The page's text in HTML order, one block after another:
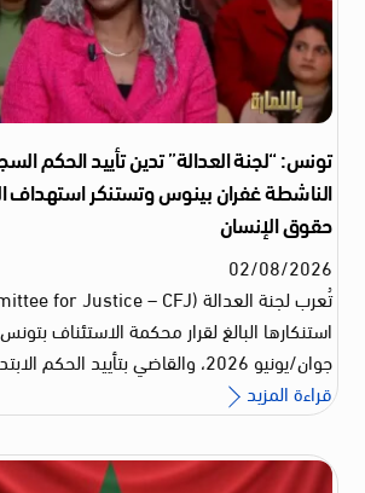
تونس: “لجنة العدالة” تدين تأييد الحكم
الناشطة غفران بينوس وتستنكر استهداف
حقوق الإنسان
02/08/2026
جوان/يونيو 2026، والقاضي بتأييد الحكم الابتدائي الصادر […]
قراءة المزيد